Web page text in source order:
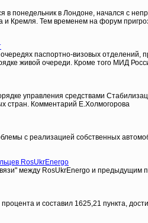
в понедельник в Лондоне, начался с
и Кремля. Тем временем на форум
паспортно-визовых
живой очереди. Кроме того МИД
управления средствами
стран. Комментарий Е.Холмогорова
с реализацией собственных
RosUkrEnergo
между RosUkrEnergo и предыдущим
и составил 1625,21 пункта,